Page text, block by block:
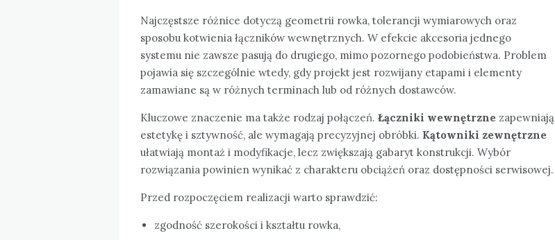
Najczęstsze różnice dotyczą geometrii rowka, tolerancji wymiarowych oraz
sposobu kotwienia łączników wewnętrznych. W efekcie akcesoria jednego
systemu nie zawsze pasują do drugiego, mimo pozornego podobieństwa. Problem
pojawia się szczególnie wtedy, gdy projekt jest rozwijany etapami i elementy
zamawiane są w różnych terminach lub od różnych dostawców.
Kluczowe znaczenie ma także rodzaj połączeń. Łączniki wewnętrzne zapewniają
estetykę i sztywność, ale wymagają precyzyjnej obróbki. Kątowniki zewnętrzne
ułatwiają montaż i modyfikacje, lecz zwiększają gabaryt konstrukcji. Wybór
rozwiązania powinien wynikać z charakteru obciążeń oraz dostępności serwisowej.
Przed rozpoczęciem realizacji warto sprawdzić:
zgodność szerokości i kształtu rowka,